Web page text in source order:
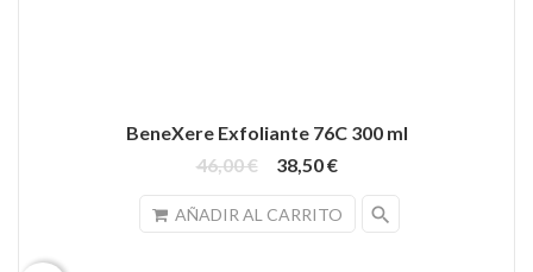
BeneXere Exfoliante 76C 300 ml
46,00 €
38,50 €
AÑADIR AL CARRITO search